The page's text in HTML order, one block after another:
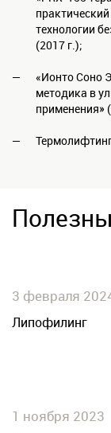
технологии
(2017 г.);
«Ионто Соно
методика в
применения»
3 февраля
Липофилинг
1 ноября 2023